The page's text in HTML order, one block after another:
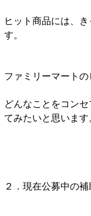
ヒット商品には、
す。
ファミリーマートの
どんなことをコン
てみたいと思います。
２．現在公募中の